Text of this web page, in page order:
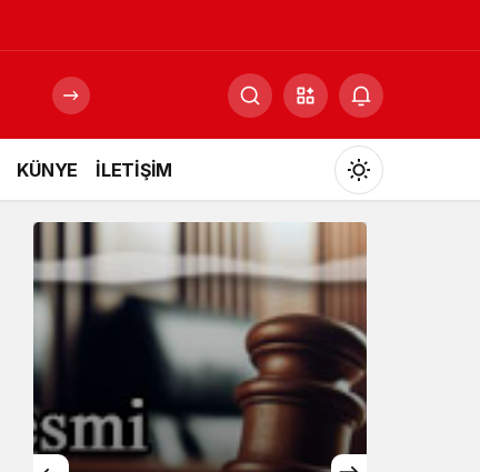
KÜNYE İLETİŞİM
Mod
değiştir
Gündüz Modu
Gündüz modunu seçin.
Gece Modu
Gece modunu seçin.